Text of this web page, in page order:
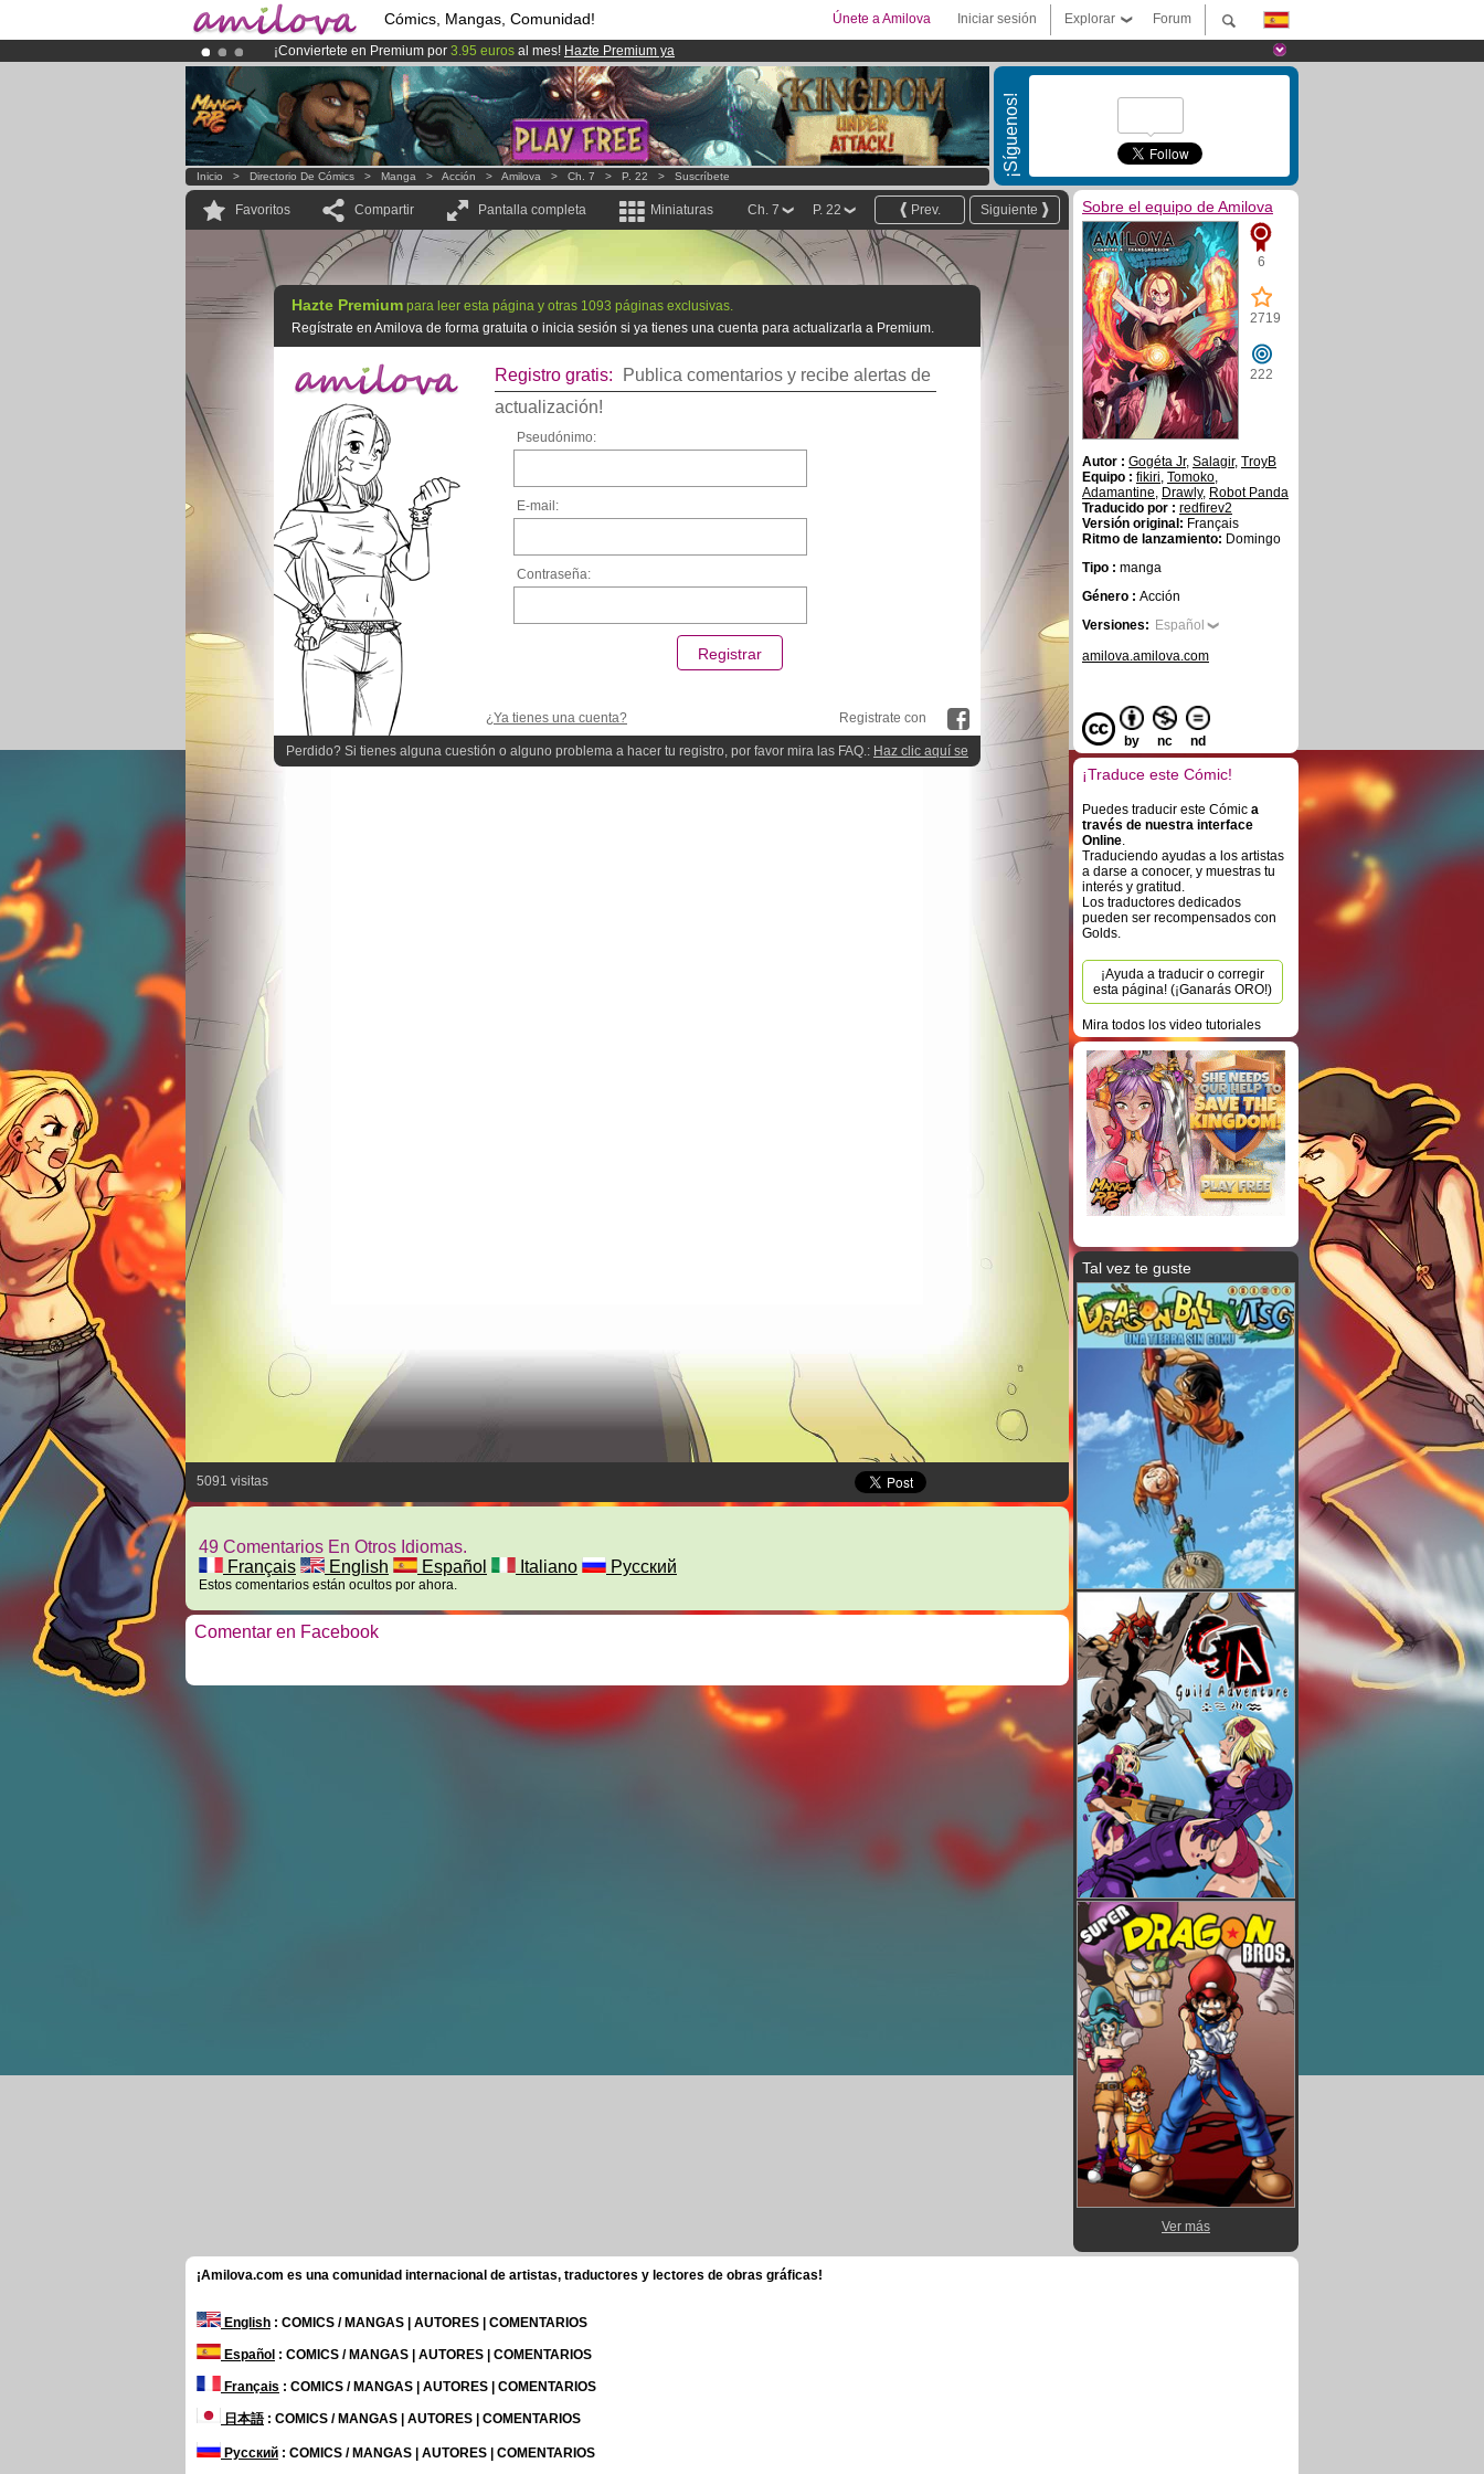
Cómics, Mangas, Comunidad! Forum
Explorar
Iniciar sesión
Únete a Amilova
¡Conviertete en Premium por 3.95 euros al mes! Hazte Premium ya
¡Ya tenemos 134393miembrosy 1208Cómics y Mangas!.
El Kickstarter Amilova está desormado lanzado!.
¡Síguenos!
Inicio > Directorio De Cómics > Manga > Acción > Amilova > Ch. 7 > P. 22 > Suscríbete
Favoritos Compartir Pantalla completa Miniaturas Siguiente
Prev.
P. 22
Ch. 7
Hazte Premium para leer esta página y otras 1093 páginas exclusivas.
Regístrate en Amilova de forma gratuita o inicia sesión si ya tienes una cuenta para actualizarla a Premium.
Registro gratis:
Publica comentarios y recibe alertas de
actualización!
Pseudónimo:
E-mail:
Contraseña:
¿Ya tienes una cuenta? Registrate con
Perdido? Si tienes alguna cuestión o alguno problema a hacer tu registro, por favor mira las FAQ.: Haz clic aquí se
5091 visitas
49 Comentarios En Otros Idiomas.
Français
English Español Italiano Русский
Estos comentarios están ocultos por ahora.
Comentar en Facebook
Sobre el equipo de Amilova
6
2719
222
Autor : Gogéta Jr, Salagir, TroyB
Equipo : fikiri, Tomoko,
Adamantine, Drawly, Robot Panda
Traducido por : redfirev2
Versión original: Français
Ritmo de lanzamiento: Domingo
Tipo : manga
Género : Acción
Versiones: Español
amilova.amilova.com
by nc nd
¡Traduce este Cómic!
Puedes traducir este Cómic a
través de nuestra interface
Online.
Traduciendo ayudas a los artistas
a darse a conocer, y muestras tu
interés y gratitud.
Los traductores dedicados
pueden ser recompensados con
Golds.
¡Ayuda a traducir o corregir
esta página! (¡Ganarás ORO!)
Mira todos los video tutoriales
Tal vez te guste
Ver más
¡Amilova.com es una comunidad internacional de artistas, traductores y lectores de obras gráficas!
English : COMICS / MANGAS | AUTORES | COMENTARIOS
Español : COMICS / MANGAS | AUTORES | COMENTARIOS
Français : COMICS / MANGAS | AUTORES | COMENTARIOS
日本語: COMICS / MANGAS | AUTORES | COMENTARIOS
Русский : COMICS / MANGAS | AUTORES | COMENTARIOS